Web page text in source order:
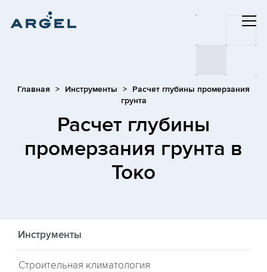
Главная Инструменты
Расчет глубины промерзания
грунта
Расчет глубины
промерзания грунта в
Токо
Инструменты
Строительная климатология